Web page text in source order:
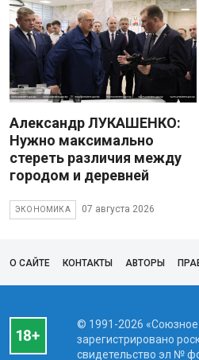
Александр ЛУКАШЕНКО:
Нужно максимально
стереть различия между
городом и деревней
ЭКОНОМИКА 07 августа 2026
О САЙТЕ КОНТАКТЫ АВТОРЫ
© 1991-2026 «Союзное
зарегистрировано
свидетельство эл №